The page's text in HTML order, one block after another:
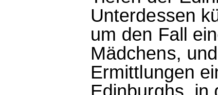
Unterdessen
um den Fall
Mädchens,
Ermittlungen
Edinburghs, in